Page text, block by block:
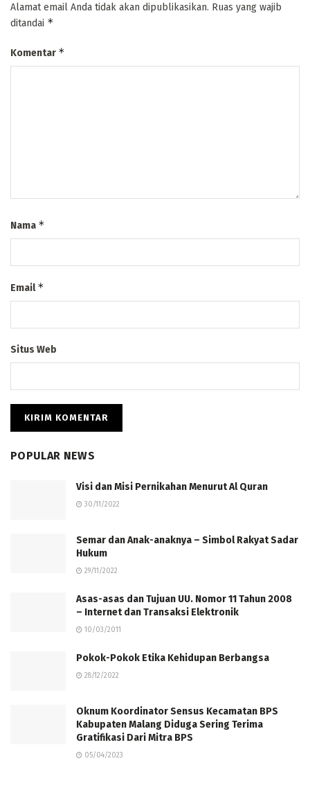
Alamat email Anda tidak akan dipublikasikan. Ruas yang wajib
ditandai *
Komentar *
Nama *
Email*
Situs Web
POPULAR NEWS
Visi dan Misi Pernikahan Menurut Al Quran
30/11/2022
Semar dan Anak-anaknya – Simbol Rakyat Sadar
Hukum
29/11/2022
Asas-asas dan Tujuan UU. Nomor 11 Tahun 2008
– Internet dan Transaksi Elektronik
10/03/2011
Pokok-Pokok Etika Kehidupan Berbangsa
28/12/2022
Oknum Koordinator Sensus Kecamatan BPS
Kabupaten Malang Diduga Sering Terima
Gratifikasi Dari Mitra BPS
05/04/2023